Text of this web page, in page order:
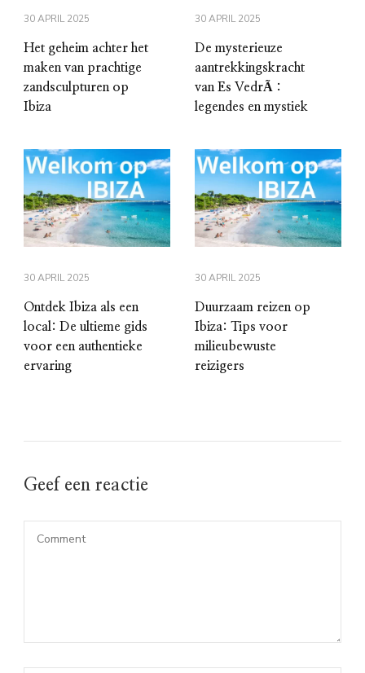
30 APRIL 2025
Het geheim achter het
maken van prachtige
zandsculpturen op
Ibiza
30 APRIL 2025
De mysterieuze
aantrekkingskracht
van Es VedrÃ :
legendes en mystiek
30 APRIL 2025
Ontdek Ibiza als een
local: De ultieme gids
voor een authentieke
ervaring
30 APRIL 2025
Duurzaam reizen op
Ibiza: Tips voor
milieubewuste
reizigers
Geef een reactie